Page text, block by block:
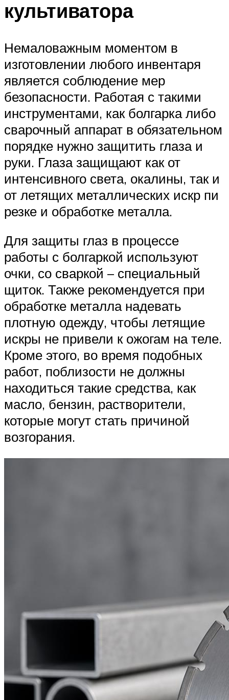
культиватора
Немаловажным моментом в
изготовлении любого инвентаря
является соблюдение мер
безопасности. Работая с такими
инструментами, как болгарка либо
сварочный аппарат в обязательном
порядке нужно защитить глаза и
руки. Глаза защищают как от
интенсивного света, окалины, так и
от летящих металлических искр пи
резке и обработке металла.
Для защиты глаз в процессе
работы с болгаркой используют
очки, со сваркой – специальный
щиток. Также рекомендуется при
обработке металла надевать
плотную одежду, чтобы летящие
искры не привели к ожогам на теле.
Кроме этого, во время подобных
работ, поблизости не должны
находиться такие средства, как
масло, бензин, растворители,
которые могут стать причиной
возгорания.